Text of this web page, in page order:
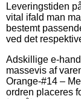
Leveringstiden
vital ifald man
bestemt
ved det
Adskillige e-
massevis af
Orange-#14 –
ordren placeres